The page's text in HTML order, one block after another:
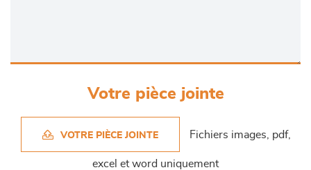
Votre pièce jointe
VOTRE PIÈCE JOINTE Fichiers images, pdf,
excel et word uniquement